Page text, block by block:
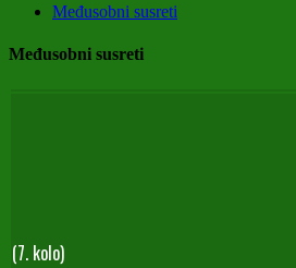
Međusobni susreti
Međusobni susreti
(7. kolo)